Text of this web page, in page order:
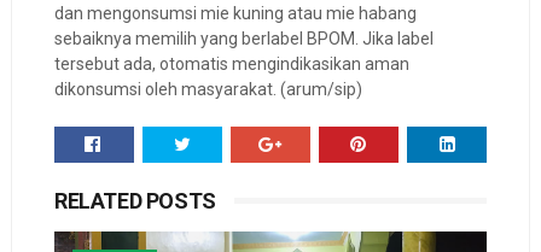
dan mengonsumsi mie kuning atau mie habang
sebaiknya memilih yang berlabel BPOM. Jika label
tersebut ada, otomatis mengindikasikan aman
dikonsumsi oleh masyarakat. (arum/sip)
RELATED POSTS